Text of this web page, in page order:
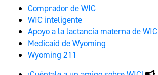
Comprador de WIC
WIC inteligente
Apoyo a la lactancia materna de WIC
Medicaid de Wyoming
Wyoming 211